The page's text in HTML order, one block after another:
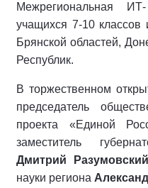
Межрегиональная
учащихся 7-10 классов
Брянской областей,
Республик.
В торжественном
председатель
проекта «Единой
заместитель
Дмитрий Разумовский
науки региона